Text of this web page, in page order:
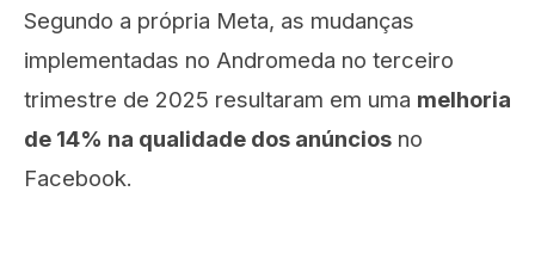
Segundo a própria Meta, as mudanças
implementadas no Andromeda no terceiro
trimestre de 2025 resultaram em uma melhoria
de 14% na qualidade dos anúncios no
Facebook.